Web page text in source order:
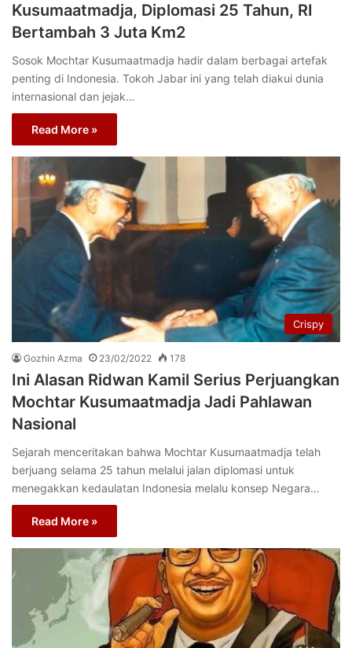
Kusumaatmadja, Diplomasi 25 Tahun, RI
Bertambah 3 Juta Km2
Sosok Mochtar Kusumaatmadja hadir dalam berbagai artefak
penting di Indonesia. Tokoh Jabar ini yang telah diakui dunia
internasional dan jejak…
Read More »
Crispy
Gozhin Azma 23/02/2022 178
Ini Alasan Ridwan Kamil Serius Perjuangkan
Mochtar Kusumaatmadja Jadi Pahlawan
Nasional
Sejarah menceritakan bahwa Mochtar Kusumaatmadja telah
berjuang selama 25 tahun melalui jalan diplomasi untuk
menegakkan kedaulatan Indonesia melalu konsep Negara…
Read More »